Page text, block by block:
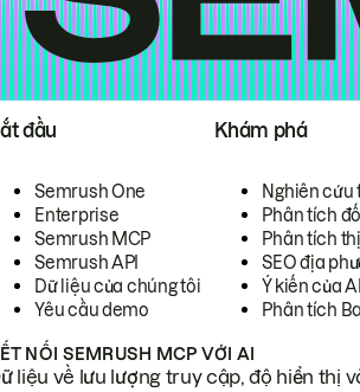
đầu
Semrush One
Enterprise
Semrush MCP
Semrush API
Dữ liệu của chúng tôi
Yêu cầu demo
Khám phá
Nghiên cứu
Phân tích
Phân tích
SEO địa
Ý kiến của
Phân tích
NỐI SEMRUSH MCP VỚI AI
liệu về lưu lượng truy cập, độ hiển thị